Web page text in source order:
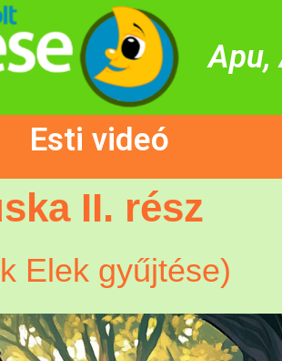
Apu,
Esti videó
II. rész
Elek gyűjtése)